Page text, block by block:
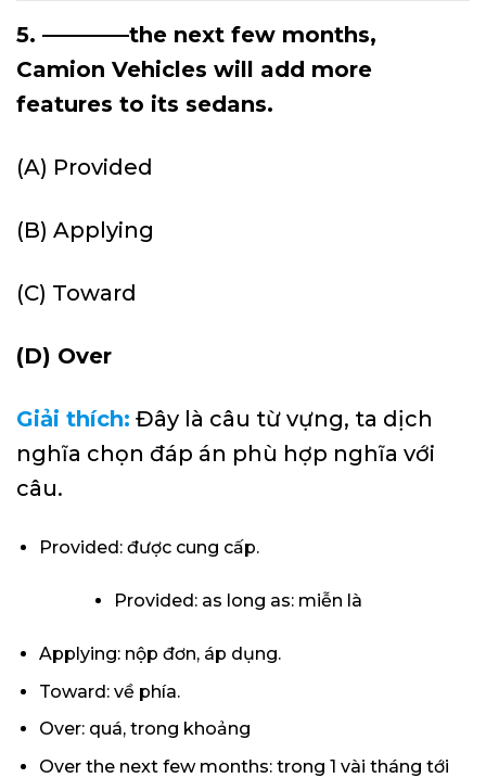
5. ————the next few months,
Camion Vehicles will add more
features to its sedans.
(A) Provided
(B) Applying
(C) Toward
(D) Over
Giải thích: Đây là câu từ vựng, ta dịch
nghĩa chọn đáp án phù hợp nghĩa với
câu.
Provided: được cung cấp.
Provided: as long as: miễn là
Applying: nộp đơn, áp dụng.
Toward: về phía.
Over: quá, trong khoảng
Over the next few months: trong 1 vài tháng tới